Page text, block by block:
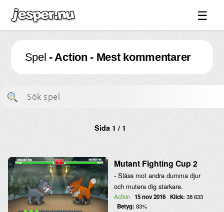
☰
Spel ↓
Bilder ↓
Forum ↓
Länkar
Spel - Action - Mest kommentarer
Sida 1 / 1
Mutant Fighting Cup 2
- Slåss mot andra dumma djur
och mutera dig starkare.
Action 15 nov 2016 Klick: 38 633
Betyg: 83%